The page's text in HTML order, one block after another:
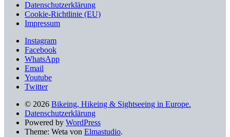
älteren
Beiträgen
Datenschutzerklärung
Cookie-Richtlinie (EU)
Impressum
Instagram
Facebook
WhatsApp
Email
Youtube
Twitter
© 2026 Bikeing, Hikeing & Sightseeing in Europe.
Datenschutzerklärung
Powered by WordPress
Theme: Weta von Elmastudio.